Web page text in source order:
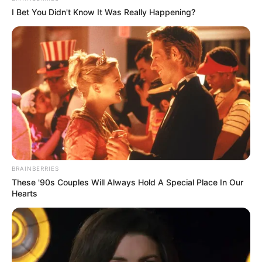
PODE, AVANTE, PRD
Líder: Não há líder indicado.
Federações Partidárias
Federação PSOL-REDE
Integrantes: 14
Líder: Talíria Petrone (RJ) - Email:
dep.taliriapetrone@camara.leg.br/ (61) 3215-5193
Vice-líderes:
Ivan Valente
Fernanda Melchionna
Pastor Henrique Vieira
Célia Xakriabá
I Bet You Didn't Know It Was Really Happening?
BRAINBERRIES
These '90s Couples Will Always Hold A Special Place In Our
Hearts